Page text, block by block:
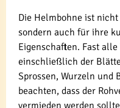
Die Helmbohne ist
sondern auch für ihre
Eigenschaften. Fast
einschließlich der
Sprossen, Wurzeln und
beachten, dass der
vermieden werden